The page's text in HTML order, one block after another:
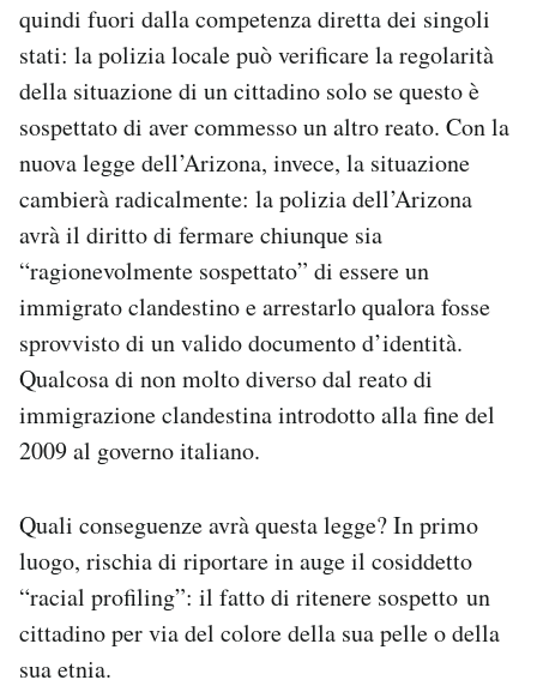
quindi fuori dalla competenza diretta dei singoli
stati: la polizia locale può verificare la regolarità
della situazione di un cittadino solo se questo è
sospettato di aver commesso un altro reato. Con la
nuova legge dell’Arizona, invece, la situazione
cambierà radicalmente: la polizia dell’Arizona
avrà il diritto di fermare chiunque sia
“ragionevolmente sospettato” di essere un
immigrato clandestino e arrestarlo qualora fosse
sprovvisto di un valido documento d’identità.
Qualcosa di non molto diverso dal reato di
immigrazione clandestina introdotto alla fine del
2009 al governo italiano.
Quali conseguenze avrà questa legge? In primo
luogo, rischia di riportare in auge il cosiddetto
“racial profiling”: il fatto di ritenere sospetto un
cittadino per via del colore della sua pelle o della
sua etnia.